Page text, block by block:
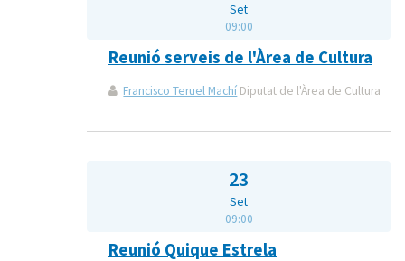
Set
09:00
Reunió serveis de l'Àrea de Cultura
Francisco Teruel Machí Diputat de l'Àrea de Cultura
23
Set
09:00
Reunió Quique Estrela